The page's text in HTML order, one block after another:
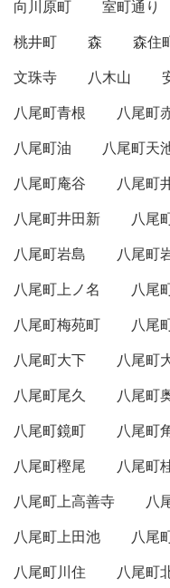
向川原町 室町通り
桃井町
森 森住
文珠寺
八木山
八尾町青根
八尾町
八尾町油
八尾町天
八尾町庵谷
八尾町
八尾町井田新
八尾
八尾町岩島
八尾町
八尾町上ノ名
八尾
八尾町梅苑町
八尾
八尾町大下
八尾町
八尾町尾久
八尾町
八尾町鏡町
八尾町
八尾町樫尾
八尾町
八尾町上高善寺
八
八尾町上田池
八尾
八尾町川住
八尾町